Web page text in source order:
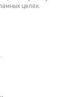
целях.